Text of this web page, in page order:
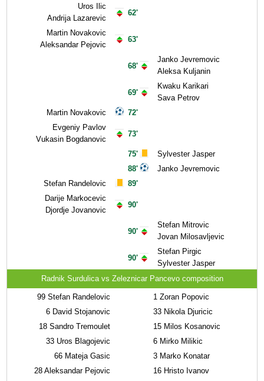
Uros Ilic
Andrija Lazarevic
Martin Novakovic
Aleksandar Pejovic
Martin Novakovic
Evgeniy Pavlov
Vukasin Bogdanovic
Stefan Randelovic
Darije Markocevic
Djordje Jovanovic
62'
63'
68'
69'
72'
73'
75'
88'
89'
90'
90'
90'
Janko Jevremovic
Aleksa Kuljanin
Kwaku Karikari
Sava Petrov
Sylvester Jasper
Janko Jevremovic
Stefan Mitrovic
Jovan Milosavljevic
Stefan Pirgic
Sylvester Jasper
Radnik Surdulica vs Zeleznicar Pancevo composition
99 Stefan Randelovic
6 David Stojanovic
18 Sandro Tremoulet
33 Uros Blagojevic
66 Mateja Gasic
28 Aleksandar Pejovic
1 Zoran Popovic
33 Nikola Djuricic
15 Milos Kosanovic
6 Mirko Milikic
3 Marko Konatar
16 Hristo Ivanov